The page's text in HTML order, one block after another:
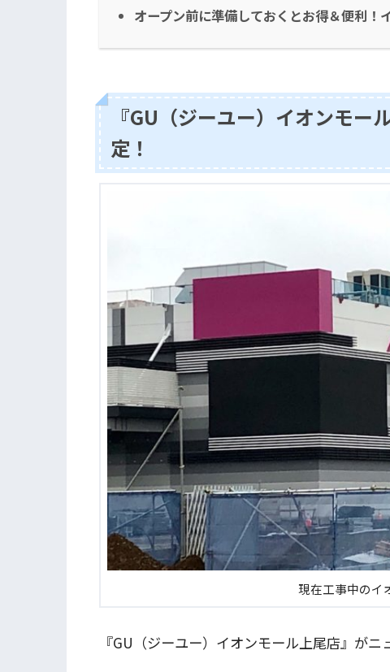
オープン前に準備しておくとお得＆便利！
『GU（ジーユー）イオンモ
定！
現在工事中のイ
『GU（ジーユー）イオンモール上尾店』がニ